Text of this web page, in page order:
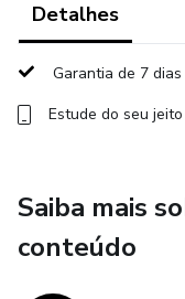
Detalhes
Garantia de 7 dias
Estude do seu
Saiba mais
conteúdo